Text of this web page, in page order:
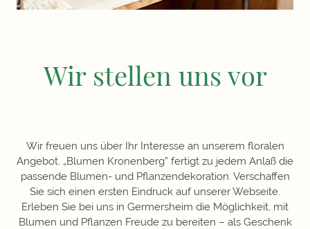
Wir stellen uns vor
Wir freuen uns über Ihr Interesse an unserem floralen
Angebot. „Blumen Kronenberg” fertigt zu jedem Anlaß die
passende Blumen- und Pflanzendekoration. Verschaffen
Sie sich einen ersten Eindruck auf unserer Webseite.
Erleben Sie bei uns in Germersheim die Möglichkeit, mit
Blumen und Pflanzen Freude zu bereiten – als Geschenk